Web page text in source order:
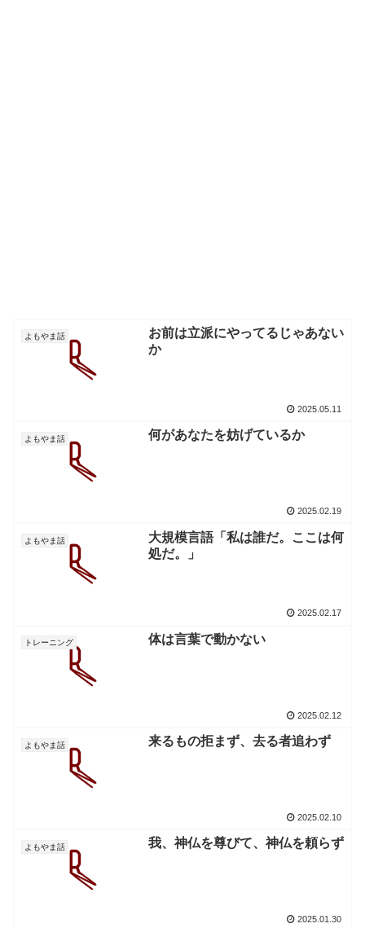
よもやま話
お前は立派にやってるじゃあない
か
2025.05.11
よもやま話 何があなたを妨げているか
2025.02.19
よもやま話
大規模言語「私は誰だ。ここは何
処だ。」
2025.02.17
トレーニング 体は言葉で動かない
2025.02.12
よもやま話 来るもの拒まず、去る者追わず
2025.02.10
よもやま話 我、神仏を尊びて、神仏を頼らず
2025.01.30